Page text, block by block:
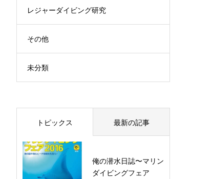
レジャーダイビング研究
その他
未分類
トピックス 最新の記事
俺の潜水日誌〜マリン
ダイビングフェア